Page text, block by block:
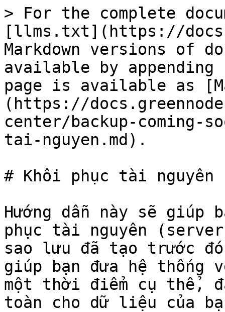
> For the complete
[llms.txt](https://
Markdown versions of
available by
page is available as
(https://
center/backup-coming-
tai-nguyen.md).
# Khôi phục tài nguyên
Hướng dẫn này sẽ
phục tài nguyên
sao lưu đã tạo trước
giúp bạn đưa hệ
một thời điểm cụ thể,
toàn cho dữ liệu của